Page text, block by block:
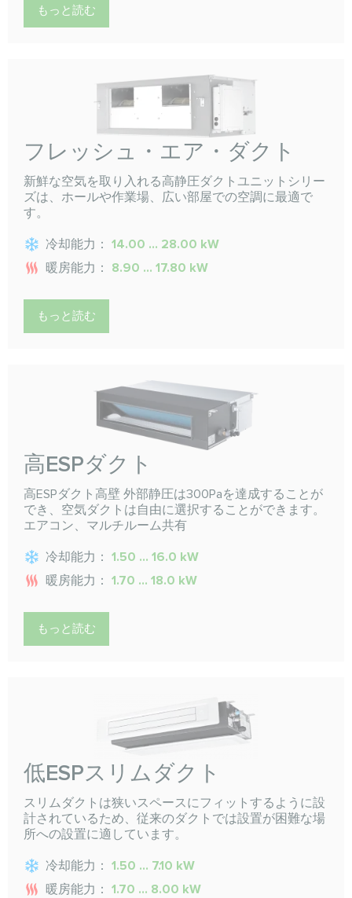
もっと読む
フレッシュ・エア・ダクト
新鮮な空気を取り入れる高静圧ダクトユニットシリー
ズは、ホールや作業場、広い部屋での空調に最適で
す。
冷却能力： 14.00 ... 28.00 kW
暖房能力： 8.90 ... 17.80 kW
もっと読む
高ESPダクト
高ESPダクト高壁 外部静圧は300Paを達成することが
でき、空気ダクトは自由に選択することができます。
エアコン、マルチルーム共有
冷却能力： 1.50 ... 16.0 kW
暖房能力： 1.70 ... 18.0 kW
もっと読む
低ESPスリムダクト
スリムダクトは狭いスペースにフィットするように設
計されているため、従来のダクトでは設置が困難な場
所への設置に適しています。
冷却能力： 1.50 ... 7.10 kW
暖房能力： 1.70 ... 8.00 kW